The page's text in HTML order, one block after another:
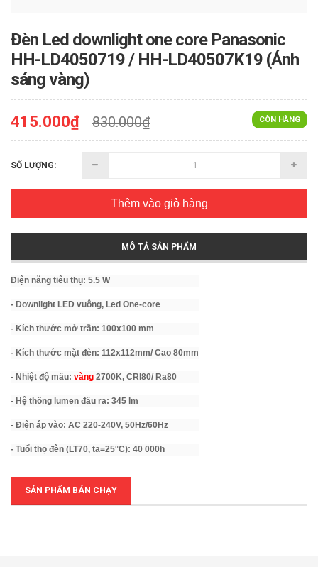
Đèn Led downlight one core Panasonic
HH-LD4050719 / HH-LD40507K19 (Ánh
sáng vàng)
CÒN HÀNG
415.000₫ 830.000₫
SỐ LƯỢNG:
Thêm vào giỏ hàng
MÔ TẢ SẢN PHẨM
Điện năng tiêu thụ: 5.5 W
- Downlight LED vuông, Led One-core
- Kích thước mở trần: 100x100 mm
- Kích thước mặt đèn: 112x112mm/ Cao 80mm
- Nhiệt độ mầu: vàng 2700K, CRI80/ Ra80
- Hệ thống lumen đầu ra: 345 lm
- Điện áp vào: AC 220-240V, 50Hz/60Hz
- Tuổi thọ đèn (LT70, ta=25°C): 40 000h
SẢN PHẨM BÁN CHẠY